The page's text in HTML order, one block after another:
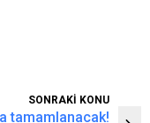
SONRAKİ KONU
tamamlanacak!